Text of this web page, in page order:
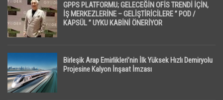
GPPS PLATFORMU; GELECEĞİN OFİS TRENDİ İÇİN,
İŞ MERKEZLERİNE – GELİŞTİRİCİLERE ” POD /
KAPSÜL ” UYKU KABİNİ ÖNERİYOR
Birleşik Arap Emirlikleri’nin İlk Yüksek Hızlı Demiryolu
Projesine Kalyon İnşaat İmzası